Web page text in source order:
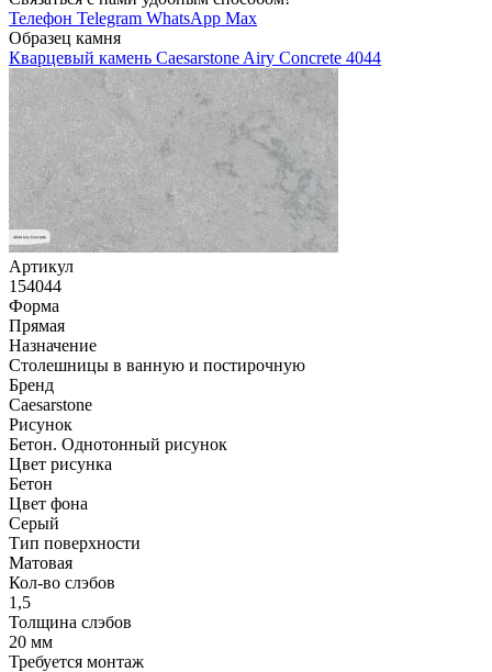
Телефон Telegram WhatsApp Max
Образец камня
Кварцевый камень Caesarstone Airy Concrete 4044
Артикул
154044
Форма
Прямая
Назначение
Столешницы в ванную и постирочную
Бренд
Caesarstone
Рисунок
Бетон. Однотонный рисунок
Цвет рисунка
Бетон
Цвет фона
Серый
Тип поверхности
Матовая
Кол-во слэбов
1,5
Толщина слэбов
20 мм
Требуется монтаж